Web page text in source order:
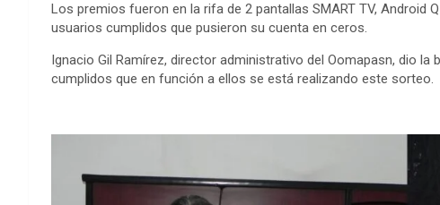
Los premios fueron en la rifa de 2 pantallas SMART TV, Android
usuarios cumplidos que pusieron su cuenta en ceros.
Ignacio Gil Ramírez, director administrativo del Oomapasn, dio
cumplidos que en función a ellos se está realizando este sorteo.